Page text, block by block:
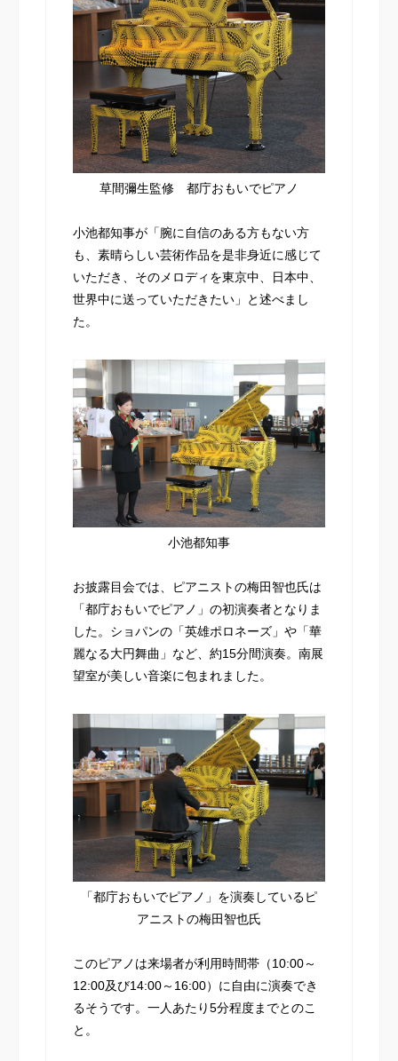
草間彌生監修 都庁おもいでピアノ
小池都知事が「腕に自信のある方もない方
も、素晴らしい芸術作品を是非身近に感じて
いただき、そのメロディを東京中、日本中、
世界中に送っていただきたい」と述べまし
た。
小池都知事
お披露目会では、ピアニストの梅田智也氏は
「都庁おもいでピアノ」の初演奏者となりま
した。ショパンの「英雄ポロネーズ」や「華
麗なる大円舞曲」など、約15分間演奏。南展
望室が美しい音楽に包まれました。
「都庁おもいでピアノ」を演奏しているピ
アニストの梅田智也氏
このピアノは来場者が利用時間帯（10:00～
12:00及び14:00～16:00）に自由に演奏でき
るそうです。一人あたり5分程度までとのこ
と。